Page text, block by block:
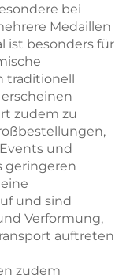
bei
Medaillen
ist besonders für
traditionell
zudem zu
und
geringeren
und sind
Verformung,
auftreten
zudem